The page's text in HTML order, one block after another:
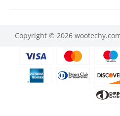
Copyright © 2026